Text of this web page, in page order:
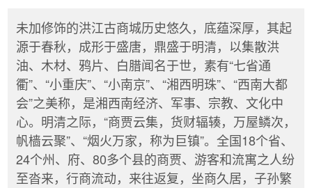
未加修饰的洪江古商城历史悠久，底蕴深厚，其起
源于春秋，成形于盛唐，鼎盛于明清，以集散洪
油、木材、鸦片、白腊闻名于世，素有“七省通
衢”、“小重庆”、“小南京”、“湘西明珠”、“西南大都
会”之美称，是湘西南经济、军事、宗教、文化中
心。明清之际，“商贾云集，货财辐辏，万屋鳞次，
帆樯云聚”、“烟火万家，称为巨镇”。全国18个省、
24个州、府、80多个县的商贾、游客和流寓之人纷
至沓来，行商流动，来往返复，坐商久居，子孙繁